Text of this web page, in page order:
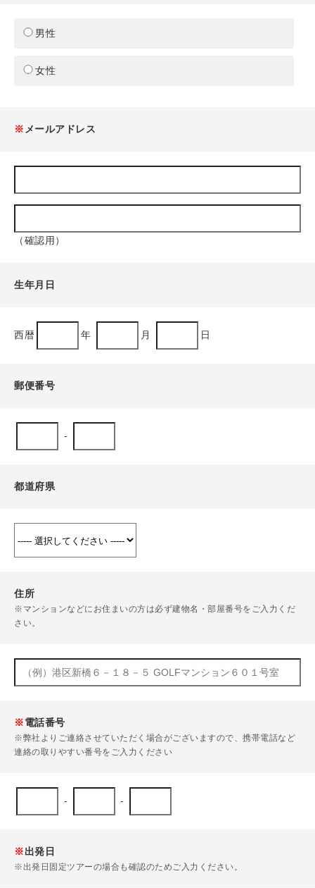
男性
女性
※ メールアドレス
（確認用）
生年月日
西暦 年 月 日
郵便番号
-
都道府県
住所
※マンションなどにお住まいの方は必ず建物名・部屋番号をご入力くだ
さい。
※電話番号
※弊社よりご連絡させていただく場合がございますので、携帯電話など
連絡の取りやすい番号をご入力ください
- -
※出発日
※出発日固定ツアーの場合も確認のためご入力ください。